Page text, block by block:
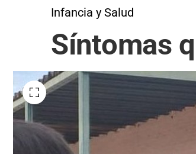
Infancia y Salud
Síntomas